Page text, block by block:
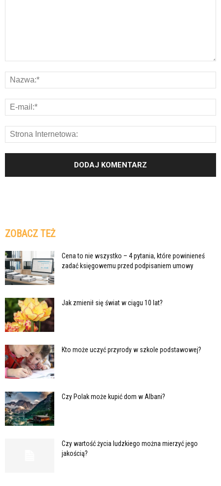
ZOBACZ TEŻ
Cena to nie wszystko – 4 pytania, które powinieneś
zadać księgowemu przed podpisaniem umowy
Jak zmienił się świat w ciągu 10 lat?
Kto może uczyć przyrody w szkole podstawowej?
Czy Polak może kupić dom w Albani?
Czy wartość życia ludzkiego można mierzyć jego
jakością?